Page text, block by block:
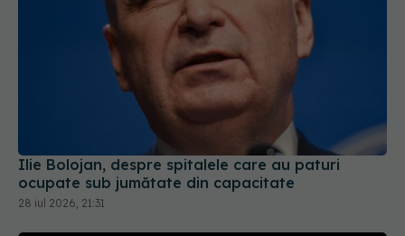
Ilie Bolojan, despre spitalele care au paturi
ocupate sub jumătate din capacitate
28 iul 2026, 21:31